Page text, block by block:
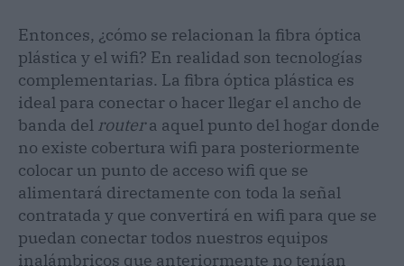
Entonces, ¿cómo se relacionan la fibra óptica
plástica y el wifi? En realidad son tecnologías
complementarias. La fibra óptica plástica es
ideal para conectar o hacer llegar el ancho de
banda del routera aquel punto del hogar donde
no existe cobertura wifi para posteriormente
colocar un punto de acceso wifi que se
alimentará directamente con toda la señal
contratada y que convertirá en wifi para que se
puedan conectar todos nuestros equipos
inalámbricos que anteriormente no tenían